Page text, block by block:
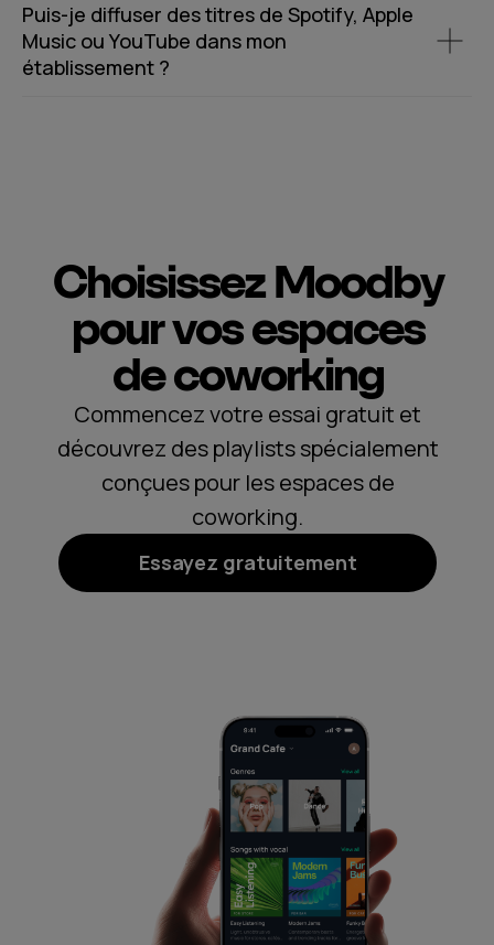
Puis-je diffuser des titres de Spotify, Apple
Music ou YouTube dans mon
établissement ?
Choisissez Moodby
pour vos espaces
de coworking
Commencez votre essai gratuit et
découvrez des playlists spécialement
conçues pour les espaces de
coworking.
Essayez gratuitement